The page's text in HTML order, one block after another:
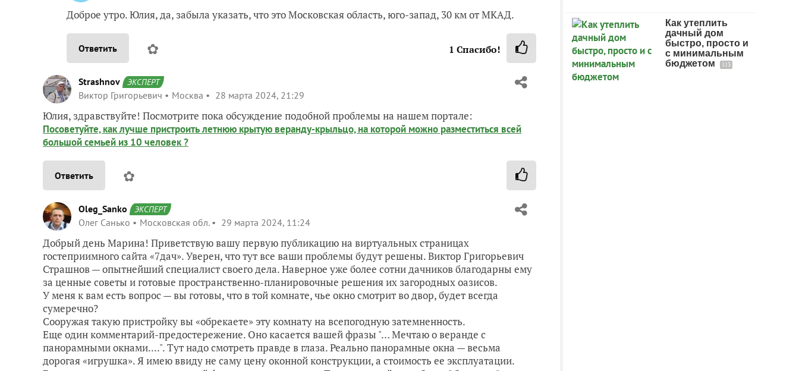
Доброе утро. Юлия, да, забыла указать, что это Московская область, юго-запад, 30 км от МКАД.
Ответить ✿ 1 Спасибо!
Strashnov ЭКСПЕРТ
Виктор Григорьевич Москва 28 марта 2024, 21:29
Юлия, здравствуйте! Посмотрите пока обсуждение подобной проблемы на нашем портале:
Посоветуйте, как лучше пристроить летнюю крытую веранду-крыльцо, на которой можно разместиться всей
большой семьей из 10 человек ?
Ответить ✿
Oleg_Sanko ЭКСПЕРТ
Олег Санько Московская обл. 29 марта 2024, 11:24
Добрый день Марина! Приветствую вашу первую публикацию на виртуальных страницах
гостеприимного сайта «7дач». Уверен, что тут все ваши проблемы будут решены. Виктор Григорьевич
Страшнов — опытнейший специалист своего дела. Наверное уже более сотни дачников благодарны ему
за ценные советы и готовые пространственно-планировочные решения их загородных оазисов.
У меня к вам есть вопрос — вы готовы, что в той комнате, чье окно смотрит во двор, будет всегда
сумеречно?
Сооружая такую пристройку вы «обрекаете» эту комнату на всепогодную затемненность.
Еще один комментарий-предостережение. Оно касается вашей фразы "… Мечтаю о веранде с
панорамными окнами....". Тут надо смотреть правде в глаза. Реально панорамные окна — весьма
дорогая «игрушка». Я имею ввиду не саму цену оконной конструкции, а стоимость ее эксплуатации.
Как утеплить
дачный дом
быстро, просто и
с минимальным
бюджетом
113